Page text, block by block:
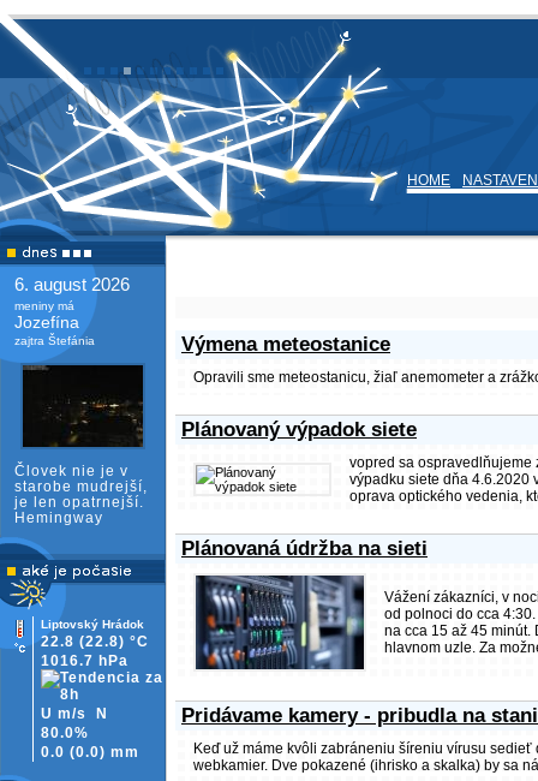
HOME
6. august 2026
meniny má
Jozefína
zajtra Štefánia
Človek nie je v
starobe mudrejší,
je len opatrnejší.
Hemingway
Liptovský Hrádok
22.8 (22.8) °C
1016.7 hPa
U m/s
N
80.0%
0.0 (0.0) mm
Výmena meteostanice
Opravili sme meteostanicu, žiaľ anemometer a
Plánovaný výpadok siete
vopred sa ospravedlňujeme
výpadku siete dňa 4.6.2020
oprava optického vedenia,
Plánovaná údržba na sieti
Vážení zákazníci, v
od polnoci do cca
na cca 15 až 45 minút.
hlavnom uzle. Za
Pridávame kamery - pribudla na
Keď už máme kvôli zabráneniu šíreniu vírusu
webkamier. Dve pokazené (ihrisko a skalka) by sa